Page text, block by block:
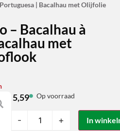
| Bacalhau met Olijfolie
– Bacalhau à
met
5,59 Op voorraad
- +
In